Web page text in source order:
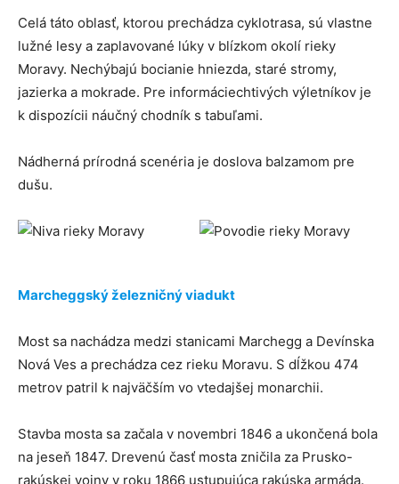
Celá táto oblasť, ktorou prechádza cyklotrasa, sú vlastne
lužné lesy a zaplavované lúky v blízkom okolí rieky
Moravy. Nechýbajú bocianie hniezda, staré stromy,
jazierka a mokrade. Pre informáciechtivých výletníkov je
k dispozícii náučný chodník s tabuľami.
Nádherná prírodná scenéria je doslova balzamom pre
dušu.
Marcheggský železničný viadukt
Most sa nachádza medzi stanicami Marchegg a Devínska
Nová Ves a prechádza cez rieku Moravu. S dĺžkou 474
metrov patril k najväčším vo vtedajšej monarchii.
Stavba mosta sa začala v novembri 1846 a ukončená bola
na jeseň 1847. Drevenú časť mosta zničila za Prusko-
rakúskej vojny v roku 1866 ustupujúca rakúska armáda.